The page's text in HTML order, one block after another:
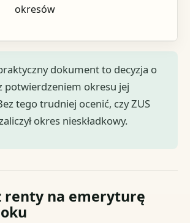
okresów
dokument to decyzja o
potwierdzeniem okresu jej
tego trudniej ocenić, czy ZUS
okres nieskładkowy.
renty na emeryturę